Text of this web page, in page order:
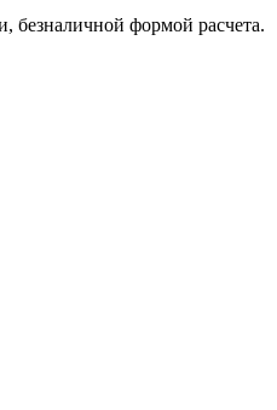
безналичной формой расчета.